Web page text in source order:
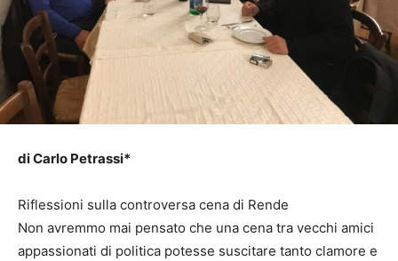
di Carlo Petrassi*
Riflessioni sulla controversa cena di Rende
Non avremmo mai pensato che una cena tra vecchi amici
appassionati di politica potesse suscitare tanto clamore e